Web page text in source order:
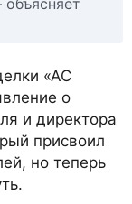
«АС
о
и директора
присвоил
но теперь